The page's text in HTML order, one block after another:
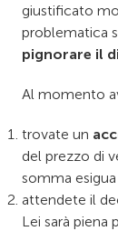
giustificato
problematica
pignorare il
Al momento
trovate un
del prezzo di
somma
attendete il
Lei sarà piena